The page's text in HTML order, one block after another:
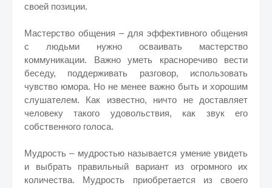
своей позиции.
Мастерство общения – для эффективного общения
с людьми нужно осваивать мастерство
коммуникации. Важно уметь красноречиво вести
беседу, поддерживать разговор, использовать
чувство юмора. Но не менее важно быть и хорошим
слушателем. Как известно, ничто не доставляет
человеку такого удовольствия, как звук его
собственного голоса.
Мудрость – мудростью называется умение увидеть
и выбрать правильный вариант из огромного их
количества. Мудрость приобретается из своего